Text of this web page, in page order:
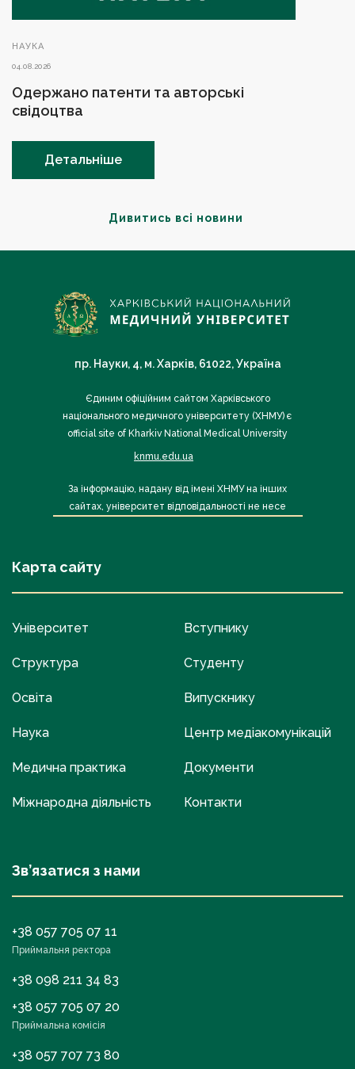
Дивитись всі новини
НАУКА
04.08.2026
Одержано патенти та авторські
свідоцтва
Детальніше
пр. Науки, 4, м. Харків, 61022, Україна
Єдиним офіційним сайтом Харківського
національного медичного університету (ХНМУ) є
official site of Kharkiv National Medical University
knmu.edu.ua
За інформацію, надану від імені ХНМУ на інших
сайтах, університет відповідальності не несе
Карта сайту
Університет
Структура
Освіта
Наука
Медична практика
Міжнародна діяльність
Вступнику
Студенту
Випускнику
Центр медіакомунікацій
Документи
Контакти
Зв’язатися з нами
+38 057 705 07 11
Приймальня ректора
+38 098 211 34 83
+38 057 705 07 20
Приймальна комісія
+38 057 707 73 80